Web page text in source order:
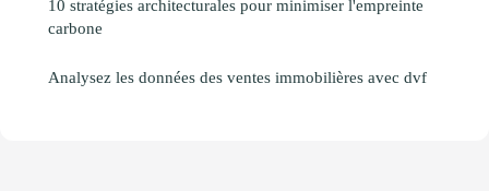
10 stratégies architecturales pour minimiser l'empreinte
carbone
Analysez les données des ventes immobilières avec dvf